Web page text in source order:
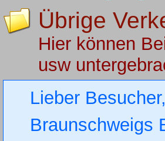
Übrige
Hier können
usw
Lieber
Braunschweigs